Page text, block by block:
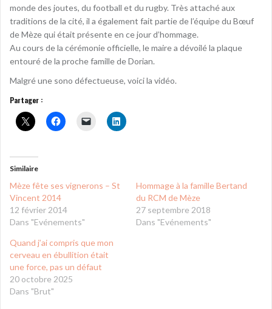
monde des joutes, du football et du rugby. Très attaché aux
traditions de la cité, il a également fait partie de l’équipe du Bœuf
de Mèze qui était présente en ce jour d’hommage.
Au cours de la cérémonie officielle, le maire a dévoilé la plaque
entouré de la proche famille de Dorian.
Malgré une sono défectueuse, voici la vidéo.
Partager :
Similaire
Mèze fête ses vignerons – St
Vincent 2014
12 février 2014
Dans "Evénements"
Hommage à la famille Bertand
du RCM de Mèze
27 septembre 2018
Dans "Evénements"
Quand j’ai compris que mon
cerveau en ébullition était
une force, pas un défaut
20 octobre 2025
Dans "Brut"